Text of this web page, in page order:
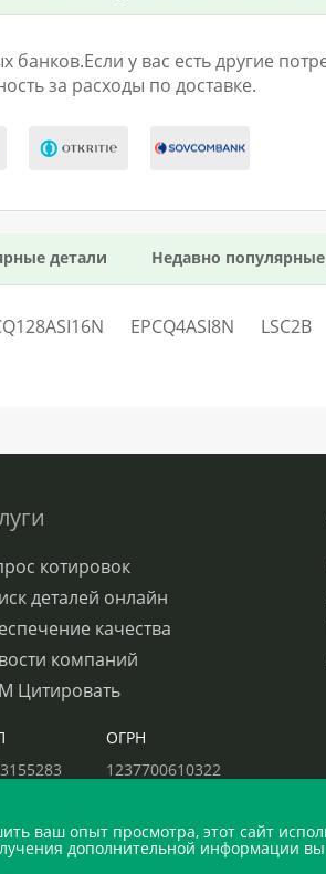
у вас есть другие
за расходы по доставке.
детали Недавно
EPCQ4ASI8N LSC2B
ваш опыт просмотра, этот сайт
дополнительной информации
котировок
деталей онлайн
качества
компаний
Цитировать
ОГРН
1237700610322